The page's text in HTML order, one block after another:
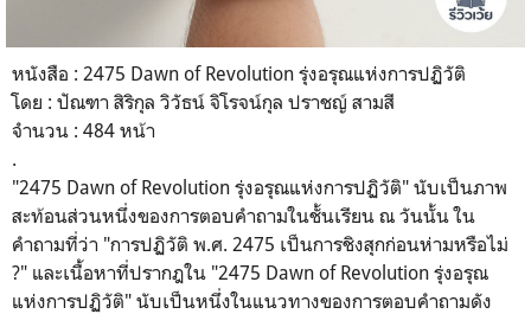
หนังสือ : 2475 Dawn of Revolution รุ่งอรุณแห่งการปฏิวัติ
โดย : ปัณฑา สิริกุล วิวัธน์ จิโรจน์กุล ปราชญ์ สามสี
จำนวน : 484 หน้า
.
"2475 Dawn of Revolution รุ่งอรุณแห่งการปฏิวัติ" นับเป็นภาพ
สะท้อนส่วนหนึ่งของการตอบคำถามในชั้นเรียน ณ วันนั้น ใน
คำถามที่ว่า "การปฏิวัติ พ.ศ. 2475 เป็นการชิงสุกก่อนห่ามหรือไม่
?" และเนื้อหาที่ปรากฎใน "2475 Dawn of Revolution รุ่งอรุณ
แห่งการปฏิวัติ" นับเป็นหนึ่งในแนวทางของการตอบคำถามดัง